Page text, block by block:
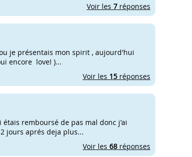
Voir les 7réponses
je présentais mon spirit , aujourd'hui
encore love! )...
Voir les 15réponses
remboursé de pas mal donc j'ai
jours aprés deja plus...
Voir les 68réponses